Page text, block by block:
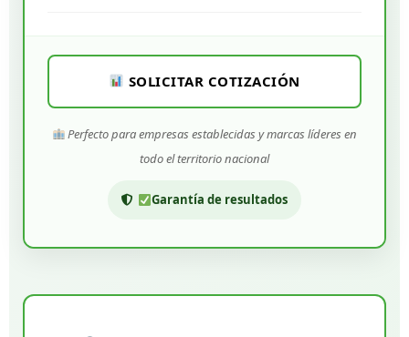
SOLICITAR COTIZACIÓN
Perfecto para empresas establecidas y marcas líderes en
todo el territorio nacional
Garantía de resultados